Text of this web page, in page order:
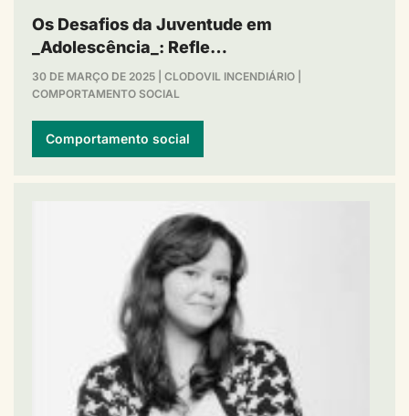
Os Desafios da Juventude em
_Adolescência_: Refle…
30 DE MARÇO DE 2025 CLODOVIL INCENDIÁRIO
COMPORTAMENTO SOCIAL
Comportamento social